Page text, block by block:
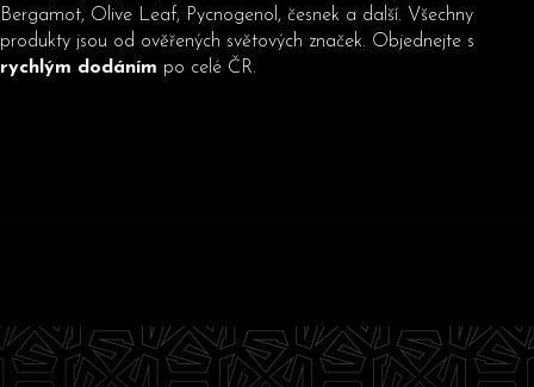
Bergamot, Olive Leaf, Pycnogenol, česnek a další. Všechny
produkty jsou od ověřených světových značek. Objednejte s
rychlým dodáním po celé ČR.
p
a